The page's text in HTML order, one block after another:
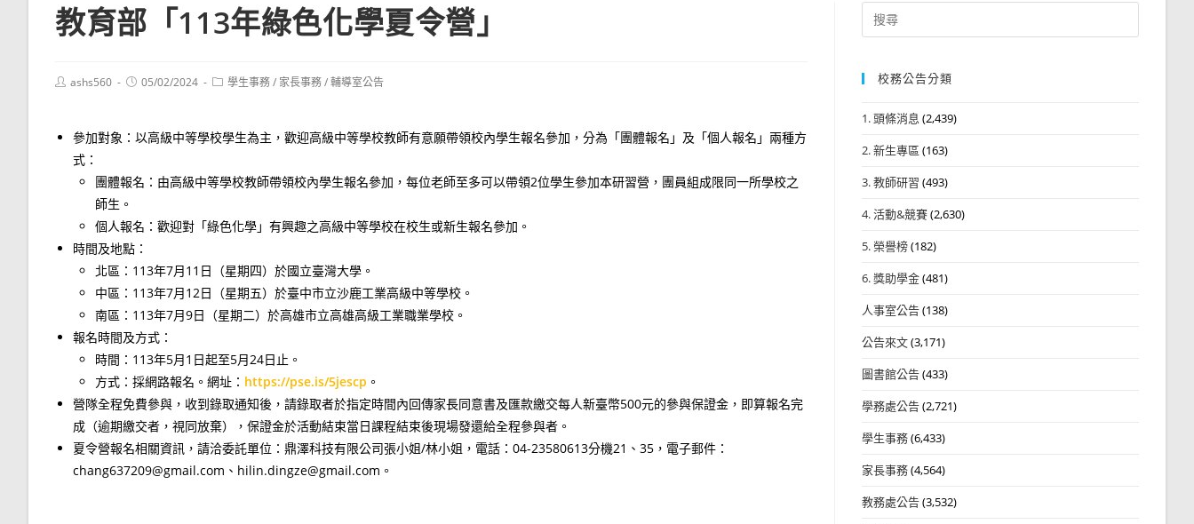
教育部「113年綠色化學夏令營」
Postashs560
Post05/02/2024
Post學生事務/ 家長事務/輔導室公告
參加對象：以高級中等學校學生為主，歡迎高級中等學校教師有意願帶領校內學生報名參加，分為「團體報名」及「個人報名」兩種方
式：
團體報名：由高級中等學校教師帶領校內學生報名參加，每位老師至多可以帶領2位學生參加本研習營，團員組成限同一所學校之
師生。
個人報名：歡迎對「綠色化學」有興趣之高級中等學校在校生或新生報名參加。
時間及地點：
北區：113年7月11日（星期四）於國立臺灣大學。
中區：113年7月12日（星期五）於臺中市立沙鹿工業高級中等學校。
南區：113年7月9日（星期二）於高雄市立高雄高級工業職業學校。
報名時間及方式：
時間：113年5月1日起至5月24日止。
方式：採網路報名。網址： https://pse.is/5jescp 。
營隊全程免費參與，收到錄取通知後，請錄取者於指定時間內回傳家長同意書及匯款繳交每人新臺幣500元的參與保證金，即算報名完
成（逾期繳交者，視同放棄），保證金於活動結束當日課程結束後現場發還給全程參與者。
夏令營報名相關資訊，請洽委託單位：鼎澤科技有限公司張小姐/林小姐，電話：04-23580613分機21、35，電子郵件：
chang637209@gmail.com、hilin.dingze@gmail.com。
Search
for:
校務公告分類
1. 頭條消息 (2,439)
2. 新生專區 (163)
3. 教師研習 (493)
4. 活動&競賽(2,630)
5. 榮譽榜(182)
6. 獎助學金(481)
人事室公告(138)
公告來文(3,171)
圖書館公告(433)
學務處公告(2,721)
學生事務(6,433)
家長事務(4,564)
教務處公告(3,532)